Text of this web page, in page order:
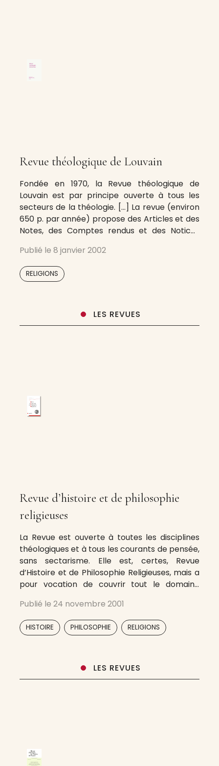
Revue théologique de Louvain
Fondée en 1970, la Revue théologique de
Louvain est par principe ouverte à tous les
secteurs de la théologie. […] La revue (environ
650 p. par année) propose des Articles et des
Notes, des Comptes rendus et des Notices
par année, l’Index international des
dissertations doctorales en théologie et
Publié le 8 janvier 2002
RELIGIONS
LES REVUES
Revue d’histoire et de philosophie
religieuses
La Revue est ouverte à toutes les disciplines
théologiques et à tous les courants de pensée,
sans sectarisme. Elle est, certes, Revue
d’Histoire et de Philosophie Religieuses, mais a
pour vocation de couvrir tout le domaine
caractère scientifique en langue française et
touchant au Christianisme et aux religions
Publié le 24 novembre 2001
HISTOIRE PHILOSOPHIE RELIGIONS
LES REVUES